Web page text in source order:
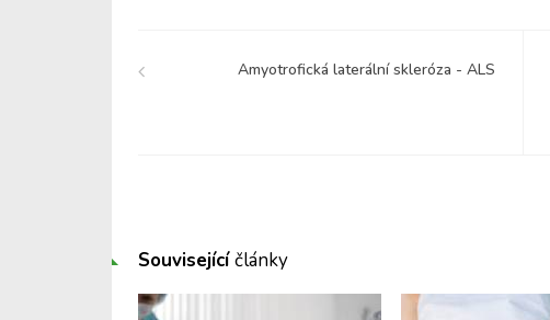
Amyotrofická laterální skleróza - ALS
Souvisejícíčlánky